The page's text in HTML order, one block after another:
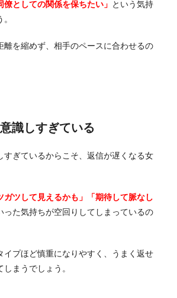
僚としての関係を保ちたい」 という気持
離を縮めず、相手のペースに合わせるの
識しすぎている
すぎているからこそ、返信が遅くなる女
ガツして見えるかも」「期待して脈なし
った気持ちが空回りしてしまっているの
イプほど慎重になりやすく、うまく返せ
まうでしょう。